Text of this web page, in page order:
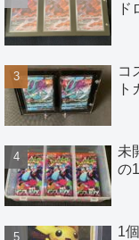
ド
コ
ト
未
の
1